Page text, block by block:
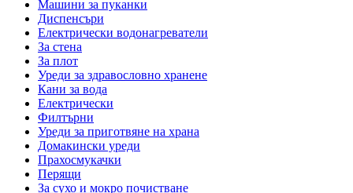
Машини за пуканки
Диспенсъри
Електрически водонагреватели
За стена
За плот
Уреди за здравословно хранене
Кани за вода
Електрически
Филтърни
Уреди за приготвяне на храна
Домакински уреди
Прахосмукачки
Перящи
За сухо и мокро почистване